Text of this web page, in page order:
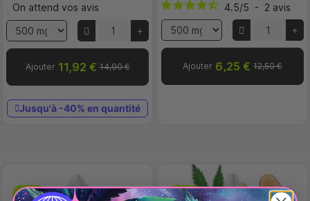
On attend vos avis
Ajouter 11,92 € 14,90 €
Jusqu'à -40% en quantité
4.5/5 - 2 avis
Ajouter 6,25 € 12,50 €
-20% -20%